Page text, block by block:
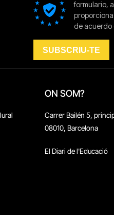
ON SOM?
Carrer Bailén 5,
08010, Barcelona
El Diari de l'Educació